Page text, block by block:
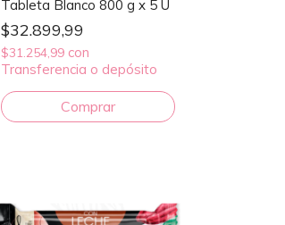
Tableta Blanco 800 g x 5 U
$32.899,99
$31.254,99 con
Transferencia o depósito